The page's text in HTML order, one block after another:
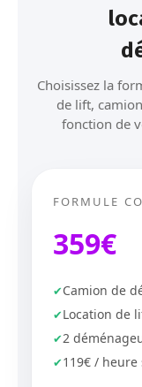
Choisissez la
de lift,
fonction de
FORMULE
359€
Camion de
Location de
2
119€ /